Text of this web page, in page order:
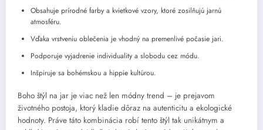
Obsahuje prírodné farby a kvietkové vzory, ktoré zosilňujú jarnú
atmosféru.
Vďaka vrstveniu oblečenia je vhodný na premenlivé počasie jari.
Podporuje vyjadrenie individuality a slobodu cez módu.
Inšpiruje sa bohémskou a hippie kultúrou.
Boho štýl na jar je viac než len módny trend – je prejavom
životného postoja, ktorý kladie dôraz na autenticitu a ekologické
hodnoty. Práve táto kombinácia robí tento štýl tak unikátnym a